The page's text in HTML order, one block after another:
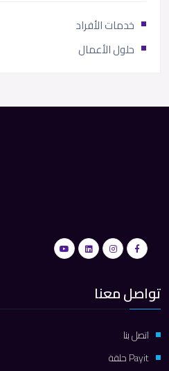
خدمات الأفراد
حلول الأعمال
تواصل معنا
اتصل بنا
Payit حلقة